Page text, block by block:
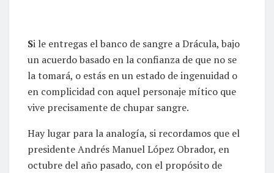
Si le entregas el banco de sangre a Drácula, bajo
un acuerdo basado en la confianza de que no se
la tomará, o estás en un estado de ingenuidad o
en complicidad con aquel personaje mítico que
vive precisamente de chupar sangre.
Hay lugar para la analogía, si recordamos que el
presidente Andrés Manuel López Obrador, en
octubre del año pasado, con el propósito de